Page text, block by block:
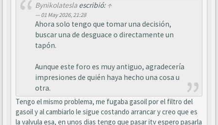
Bynikolateslaescribió: ↑
01 May 2026, 21:28
Ahora solo tengo que tomar una decisión,
buscar una de desguace o directamente un
tapón.
Aunque este foro es muy antiguo, agradecería
impresiones de quién haya hecho una cosa u
otra.
Tengo el mismo problema, me fugaba gasoil por el filtro del
gasoil y al cambiarlo le sigue costando arrancar y creo que es
la valvula esa, en unos dias tengo que pasar itv espero pasarla